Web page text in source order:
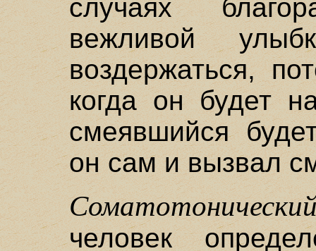
случаях
вежливой
воздержаться,
когда он будет
смеявшийся
он сам и вызвал
человек